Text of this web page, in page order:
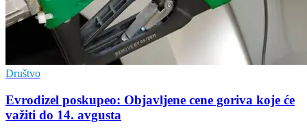
Društvo
Evrodizel poskupeo: Objavljene cene goriva koje će
važiti do 14. avgusta